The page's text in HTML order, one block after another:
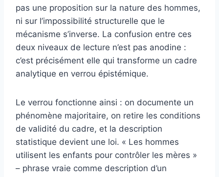
pas une proposition sur la nature des hommes,
ni sur l’impossibilité structurelle que le
mécanisme s’inverse. La confusion entre ces
deux niveaux de lecture n’est pas anodine :
c’est précisément elle qui transforme un cadre
analytique en verrou épistémique.
Le verrou fonctionne ainsi : on documente un
phénomène majoritaire, on retire les conditions
de validité du cadre, et la description
statistique devient une loi. « Les hommes
utilisent les enfants pour contrôler les mères »
– phrase vraie comme description d’un